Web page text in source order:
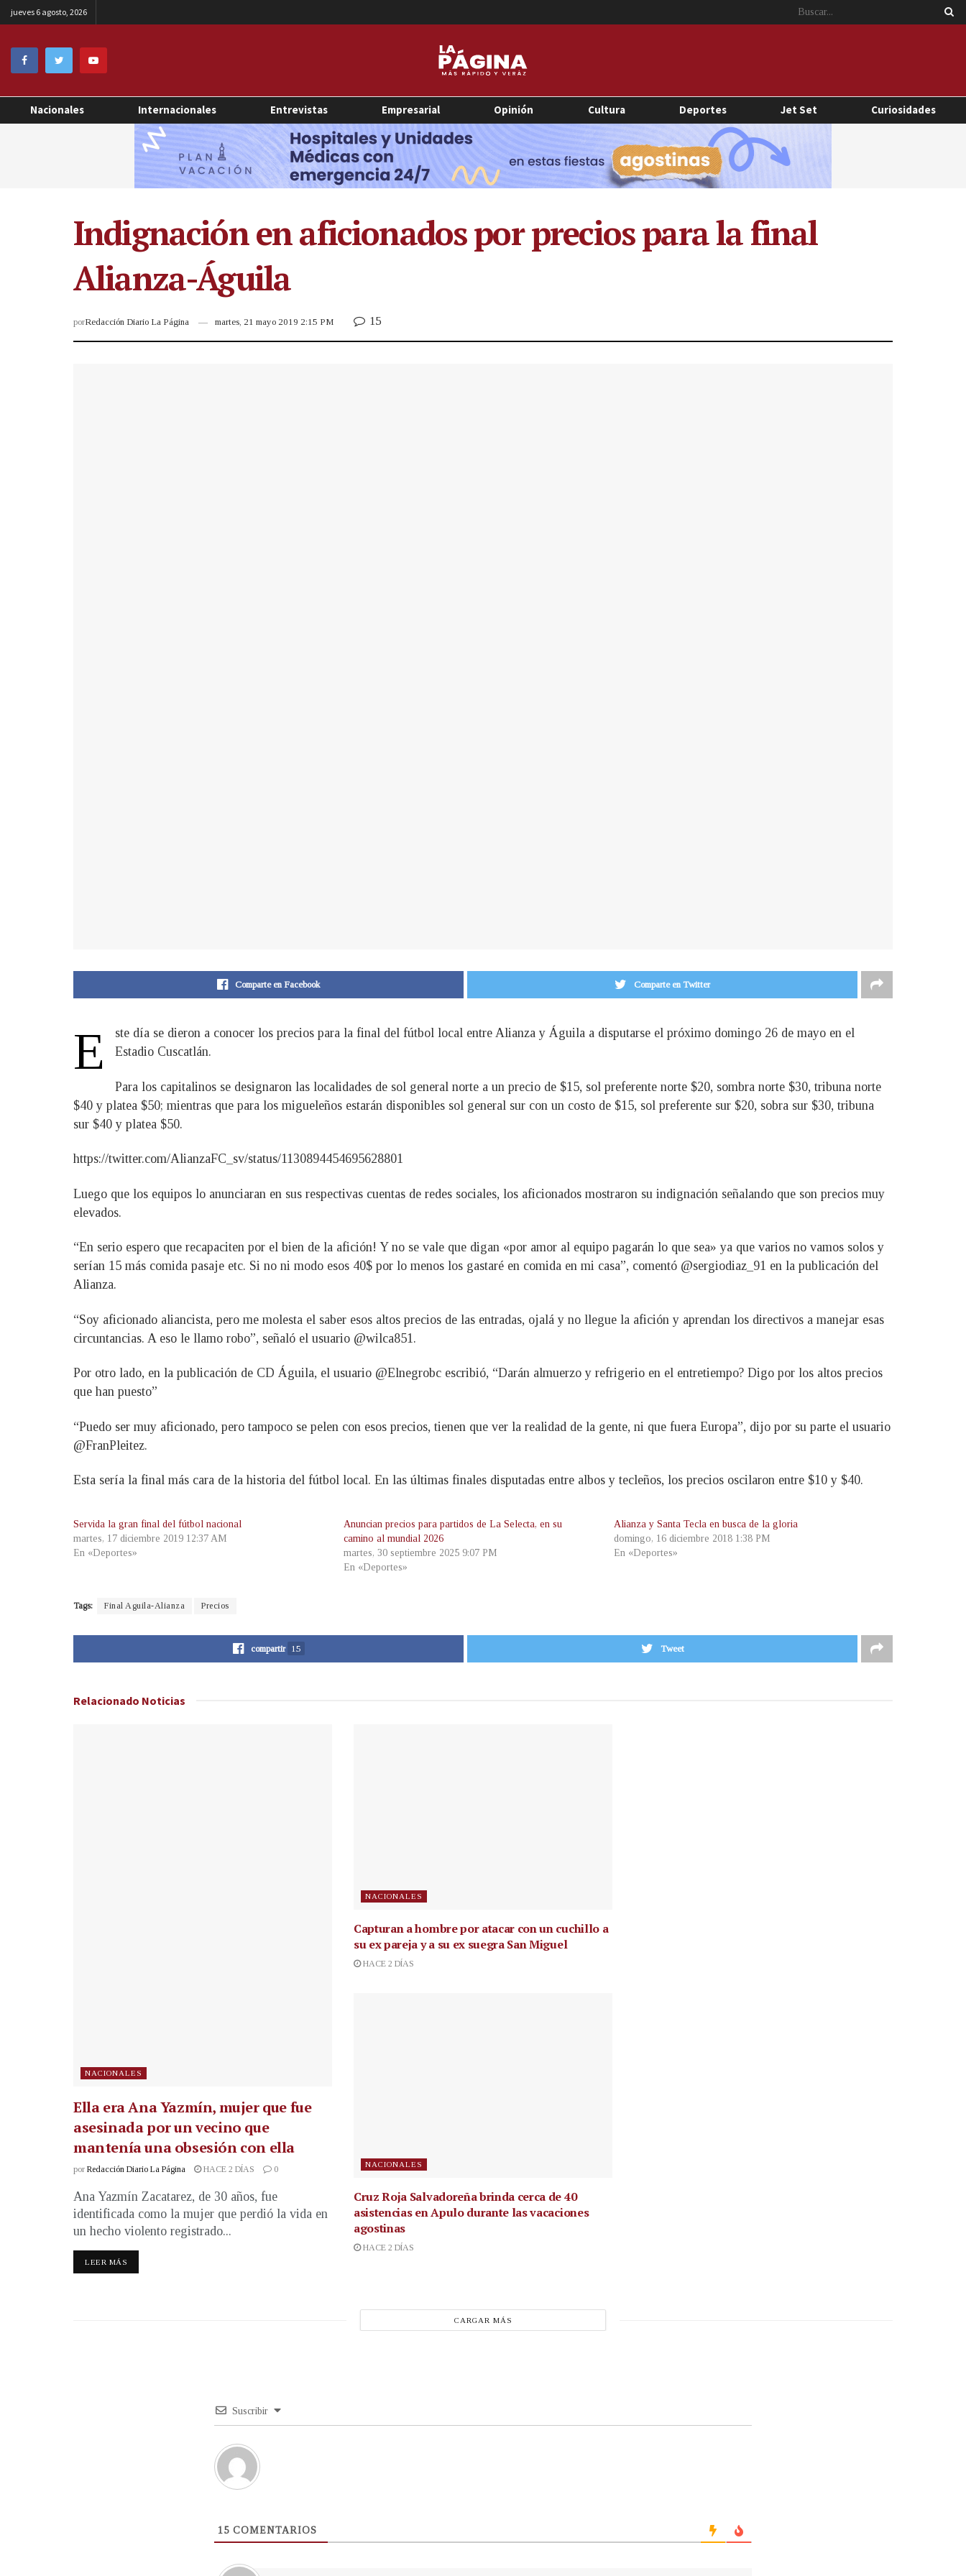
jueves 6 agosto, 2026
Nacionales Internacionales Entrevistas Empresarial Opinión Cultura Deportes Jet Set Curiosidades
Indignación en aficionados por precios para la final
Alianza-Águila
porRedacción Diario La Página martes, 21 mayo 2019 2:15 PM 15
Comparte en Facebook Comparte en Twitter
E
ste día se dieron a conocer los precios para la final del fútbol local entre Alianza y Águila a disputarse el próximo domingo 26 de mayo en el
Estadio Cuscatlán.
Para los capitalinos se designaron las localidades de sol general norte a un precio de $15, sol preferente norte $20, sombra norte $30, tribuna norte
$40 y platea $50; mientras que para los migueleños estarán disponibles sol general sur con un costo de $15, sol preferente sur $20, sobra sur $30, tribuna
sur $40 y platea $50.
https://twitter.com/AlianzaFC_sv/status/1130894454695628801
Luego que los equipos lo anunciaran en sus respectivas cuentas de redes sociales, los aficionados mostraron su indignación señalando que son precios muy
elevados.
“En serio espero que recapaciten por el bien de la afición! Y no se vale que digan «por amor al equipo pagarán lo que sea» ya que varios no vamos solos y
serían 15 más comida pasaje etc. Si no ni modo esos 40$ por lo menos los gastaré en comida en mi casa”, comentó @sergiodiaz_91 en la publicación del
Alianza.
“Soy aficionado aliancista, pero me molesta el saber esos altos precios de las entradas, ojalá y no llegue la afición y aprendan los directivos a manejar esas
circuntancias. A eso le llamo robo”, señaló el usuario @wilca851.
Por otro lado, en la publicación de CD Águila, el usuario @Elnegrobc escribió, “Darán almuerzo y refrigerio en el entretiempo? Digo por los altos precios
que han puesto”
“Puedo ser muy aficionado, pero tampoco se pelen con esos precios, tienen que ver la realidad de la gente, ni que fuera Europa”, dijo por su parte el usuario
@FranPleitez.
Esta sería la final más cara de la historia del fútbol local. En las últimas finales disputadas entre albos y tecleños, los precios oscilaron entre $10 y $40.
Servida la gran final del fútbol nacional
martes, 17 diciembre 2019 12:37 AM
En «Deportes»
Anuncian precios para partidos de La Selecta, en su
camino al mundial 2026
martes, 30 septiembre 2025 9:07 PM
En «Deportes»
Alianza y Santa Tecla en busca de la gloria
domingo, 16 diciembre 2018 1:38 PM
En «Deportes»
Tags: Final Aguila-Alianza Precios
compartir 15 Tweet
Relacionado Noticias
NACIONALES
Ella era Ana Yazmín, mujer que fue
asesinada por un vecino que
mantenía una obsesión con ella
por Redacción Diario La Página HACE 2 DÍAS 0
Ana Yazmín Zacatarez, de 30 años, fue
identificada como la mujer que perdió la vida en
un hecho violento registrado...
LEER MÁS
NACIONALES
Capturan a hombre por atacar con un cuchillo a
su ex pareja y a su ex suegra San Miguel
HACE 2 DÍAS
NACIONALES
Cruz Roja Salvadoreña brinda cerca de 40
asistencias en Apulo durante las vacaciones
agostinas
HACE 2 DÍAS
CARGAR MÁS
Suscribir
15 COMENTARIOS